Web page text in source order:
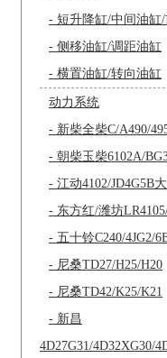
- 短升降缸/中间油缸
- 侧移油缸/调距油缸
- 横置油缸/转向油缸
动力系统
- 新柴全柴C/A490/
- 朝柴玉柴6102A/
- 江动4102/JD4G5B
- 东方红/潍坊
- 五十铃C240/4JG2/
- 尼桑TD27/H25/H20
- 尼桑TD42/K25/K21
- 新昌
4D27G31/4D32XG30/